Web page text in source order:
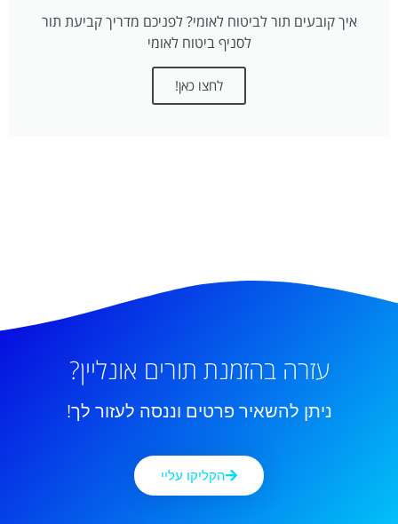
איך קובעים תור לביטוח לאומי? לפניכם מדריך קביעת תור
לסניף ביטוח לאומי
לחצו כאן!
עזרה בהזמנת תורים אונליין?
ניתן להשאיר פרטים וננסה לעזור לך!
הקליקו עליי